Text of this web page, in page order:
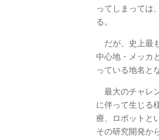
ってしまっては
る。
だが、史上最
中心地・メッカ
っている地名と
最大のチャレ
に伴って生じる
療、ロボットと
その研究開発か